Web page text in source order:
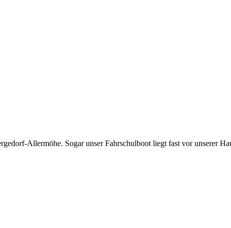
Allermöhe. Sogar unser Fahrschulboot liegt fast vor unserer